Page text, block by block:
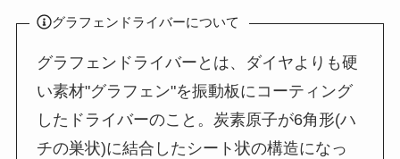
グラフェンドライバーについて
グラフェンドライバーとは、ダイヤよりも硬
い素材"グラフェン"を振動板にコーティング
したドライバーのこと。炭素原子が6角形(ハ
チの巣状)に結合したシート状の構造になっ